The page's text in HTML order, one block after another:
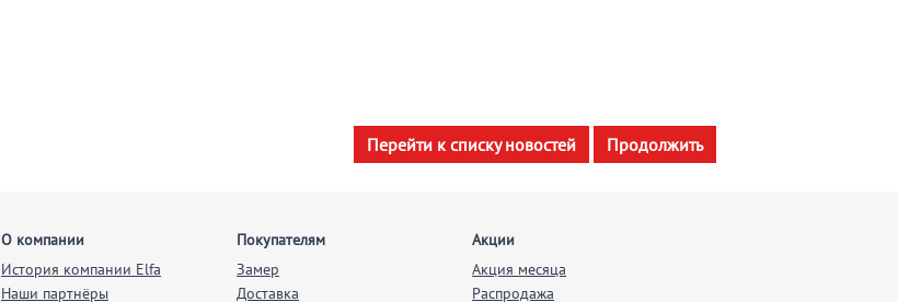
Перейти к списку новостей Продолжить
О компании
История компании Elfa
Наши партнёры
Покупателям
Замер
Доставка
Акции
Акция месяца
Распродажа